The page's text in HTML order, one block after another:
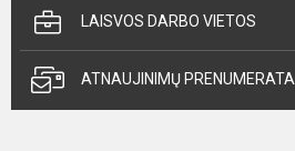
LAISVOS DARBO VIETOS
ATNAUJINIMŲ PRENUMERATA